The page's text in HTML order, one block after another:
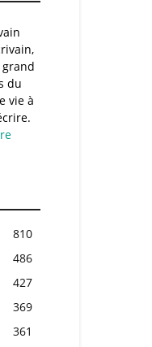
du
vie à
810
486
427
369
361